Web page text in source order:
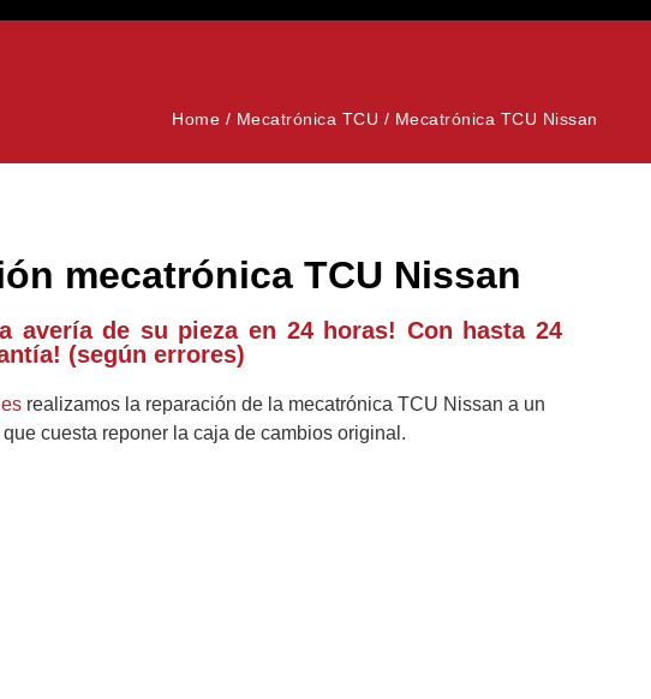
Home / Mecatrónica TCU / Mecatrónica TCU Nissan
mecatrónica TCU Nissan
avería de su pieza en 24 horas! Con hasta 24
(según errores)
realizamos la reparación de la mecatrónica TCU Nissan a un
cuesta reponer la caja de cambios original.